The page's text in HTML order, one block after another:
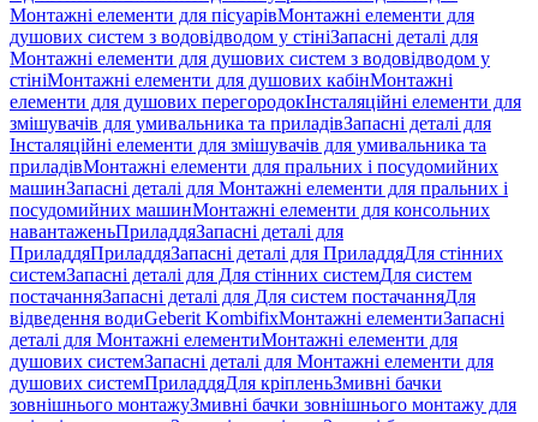
Монтажні елементи для пісуарівМонтажні елементи для
душових систем з водовідводом у стініЗапасні деталі для
Монтажні елементи для душових систем з водовідводом у
стініМонтажні елементи для душових кабінМонтажні
елементи для душових перегородокІнсталяційні елементи для
змішувачів для умивальника та приладівЗапасні деталі для
Інсталяційні елементи для змішувачів для умивальника та
приладівМонтажні елементи для пральних і посудомийних
машинЗапасні деталі для Монтажні елементи для пральних і
посудомийних машинМонтажні елементи для консольних
навантаженьПриладдяЗапасні деталі для
ПриладдяПриладдяЗапасні деталі для ПриладдяДля стінних
системЗапасні деталі для Для стінних системДля систем
постачанняЗапасні деталі для Для систем постачанняДля
відведення водиGeberit KombifixМонтажні елементиЗапасні
деталі для Монтажні елементиМонтажні елементи для
душових системЗапасні деталі для Монтажні елементи для
душових системПриладдяДля кріпленьЗмивні бачки
зовнішнього монтажуЗмивні бачки зовнішнього монтажу для